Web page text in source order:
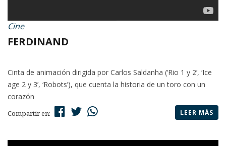
Cine
FERDINAND
Cinta de animación dirigida por Carlos Saldanha (‘Rio 1 y 2’, ‘Ice
age 2 y 3’, ‘Robots’), que cuenta la historia de un toro con un
corazón
Compartir en: LEER MÁS